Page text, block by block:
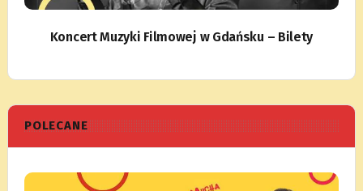
Koncert Muzyki Filmowej w Gdańsku – Bilety
POLECANE